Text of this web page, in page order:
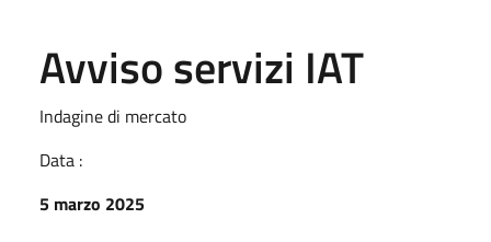
Avviso servizi IAT
Indagine di mercato
Data :
5 marzo 2025